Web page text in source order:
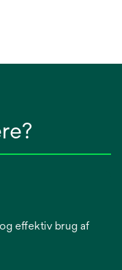
effektiv brug af